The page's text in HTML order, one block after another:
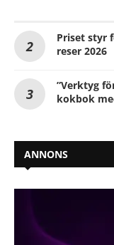
Priset styr
reser 2026
”Verktyg
kokbok
ANNONS